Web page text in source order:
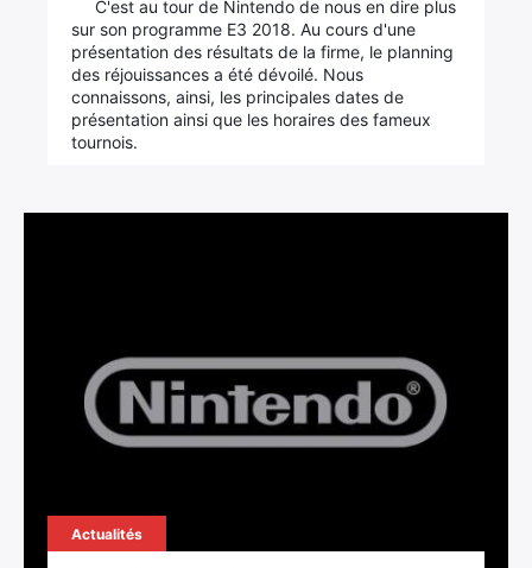
C'est au tour de Nintendo de nous en dire plus
sur son programme E3 2018. Au cours d'une
présentation des résultats de la firme, le planning
des réjouissances a été dévoilé. Nous
connaissons, ainsi, les principales dates de
présentation ainsi que les horaires des fameux
tournois.
Actualités
Rechercher